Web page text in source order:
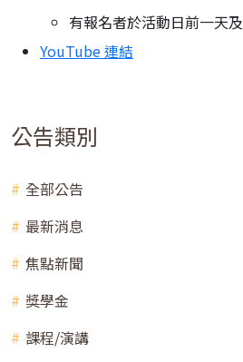
有報名者於活動日前一天
YouTube 連結
公告類別
全部公告
最新消息
焦點新聞
獎學金
課程/演講